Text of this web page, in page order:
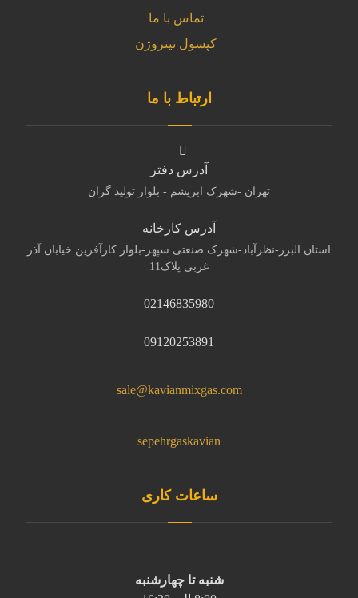
تماس با ما
کپسول نیتروژن
ارتباط با ما
آدرس دفتر
تهران -شهرک ابریشم - بلوار تولید گران
آدرس کارخانه
استان البرز-نظرآباد-شهرک صنعتی سپهر-بلوار کارآفرین خیابان آذر
غربی پلاک11
02146835980
09120253891
sale@kavianmixgas.com
sepehrgaskavian
ساعات کاری
شنبه تا چهارشنبه